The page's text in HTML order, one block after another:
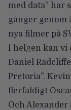
med data” har
gånger genom
nya filmer på
I helgen kan vi
Daniel
Pretoria”.
flerfaldigt
Och